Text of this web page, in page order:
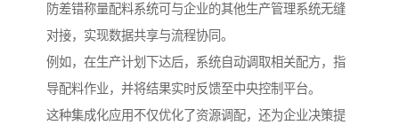
防差错称量配料系统可与企业的其他生产管理系统无缝
对接，实现数据共享与流程协同。
例如，在生产计划下达后，系统自动调取相关配方，指
导配料作业，并将结果实时反馈至中央控制平台。
这种集成化应用不仅优化了资源调配，还为企业决策提